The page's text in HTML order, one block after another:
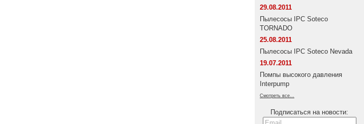
29.08.2011
Пылесосы IPC Soteco
TORNADO
25.08.2011
Пылесосы IPC Soteco Nevada
19.07.2011
Помпы высокого давления
Interpump
Смотреть все...
Подписаться на новости: